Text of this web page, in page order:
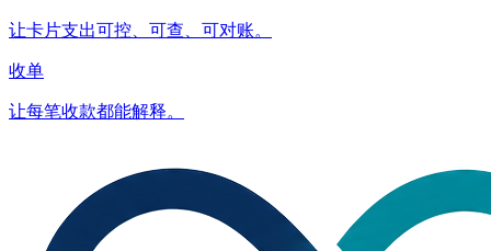
让卡片支出可控、可查、可对账。
收单
让每笔收款都能解释。